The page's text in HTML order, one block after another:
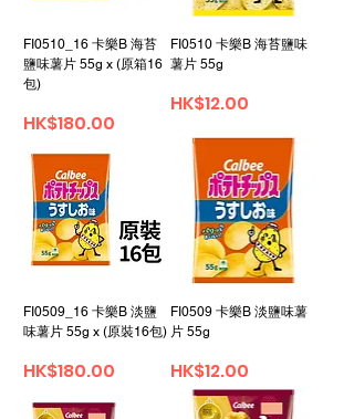
FI0510_16 卡樂B 海苔
鹽味薯片 55g x (原箱16
包)
Price
HK$180.00
FI0510 卡樂B 海苔鹽味
薯片 55g
Price
HK$12.00
FI0509_16 卡樂B 淡鹽
味薯片 55g x (原裝16包)
Price
HK$180.00
FI0509 卡樂B 淡鹽味薯
片 55g
Price
HK$12.00